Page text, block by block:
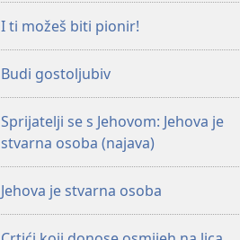
I ti možeš biti pionir!
Budi gostoljubiv
Sprijatelji se s Jehovom: Jehova je
stvarna osoba (najava)
Jehova je stvarna osoba